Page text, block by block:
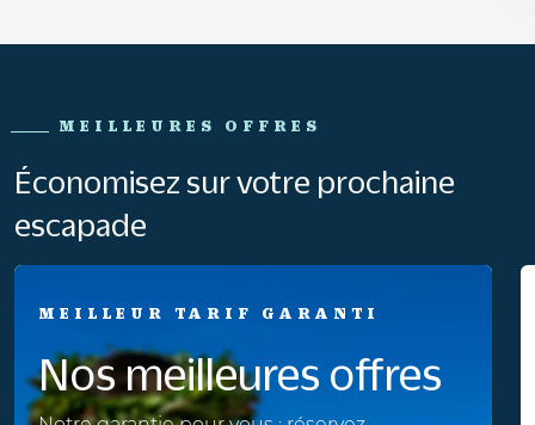
MEILLEURES OFFRES
Économisez sur votre prochaine
escapade
MEILLEUR TARIF GARANTI
Nos meilleures offres